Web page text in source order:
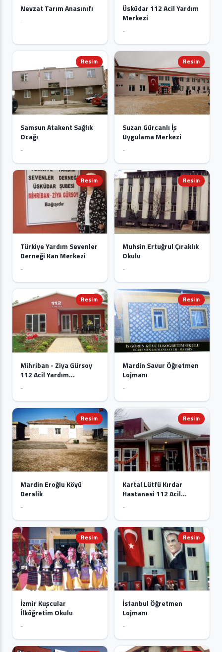
Nevzat Tarım Anasınıfı
-
Üsküdar 112 Acil Yardım
Merkezi
-
Resim
Samsun Atakent Sağlık
Ocağı
-
Resim
Suzan Gürcanlı İş
Uygulama Merkezi
-
Resim
Türkiye Yardım Sevenler
Derneği Kan Merkezi
-
Resim
Muhsin Ertuğrul Çıraklık
Okulu
-
Resim
Mihriban - Ziya Gürsoy
112 Acil Yardım
-
Resim
Mardin Savur Öğretmen
Lojmanı
-
Resim
Mardin Eroğlu Köyü
Derslik
-
Resim
Kartal Lütfü Kırdar
Hastanesi 112 Acil
-
Resim
İzmir Kuşcular
İlköğretim Okulu
-
Resim
İstanbul Öğretmen
Lojmanı
-